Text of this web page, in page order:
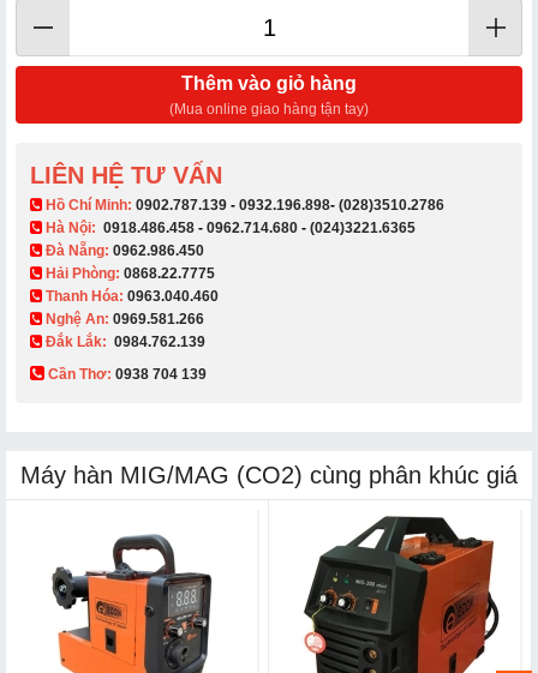
Thêm vào giỏ hàng
(Mua online giao hàng tận tay)
LIÊN HỆ TƯ VẤN
​ Hồ Chí Minh: 0902.787.139 - 0932.196.898- (028)3510.2786
Hà Nội: 0918.486.458 - 0962.714.680 - (024)3221.6365
Đà Nẵng: 0962.986.450
Hải Phòng: 0868.22.7775
Thanh Hóa: 0963.040.460
Nghệ An: 0969.581.266
Đắk Lắk: 0984.762.139
Cần Thơ: 0938 704 139​
Máy hàn MIG/MAG (CO2) cùng phân khúc giá